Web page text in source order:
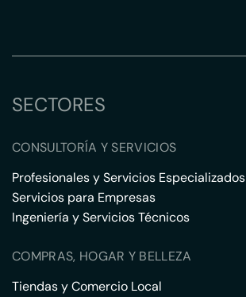
SECTORES
CONSULTORÍA Y SERVICIOS
Profesionales y Servicios Especializados
Servicios para Empresas
Ingeniería y Servicios Técnicos
COMPRAS, HOGAR Y BELLEZA
Tiendas y Comercio Local